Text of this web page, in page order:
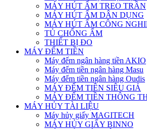
MÁY HÚT ẨM TREO TRẦN
MÁY HÚT ẨM DÂN DỤNG
MÁY HÚT ẨM CÔNG
TỦ CHỐNG ẨM
THIẾT BỊ ĐO
MÁY ĐẾM TIỀN
Máy đếm ngân hàng tiền AKIO
Máy đếm tiền ngân hàng Masu
Máy đếm tiền ngân hàng Oudis
MÁY ĐẾM TIỀN SIÊU GIẢ
MÁY ĐẾM TIỀN THÔNG
MÁY HỦY TÀI LIỆU
Máy hủy giấy MAGITECH
MÁY HỦY GIẤY BINNO